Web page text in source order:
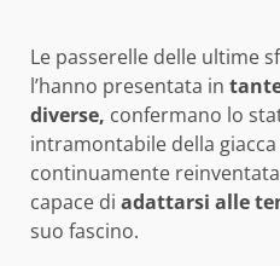
Le passerelle delle ultime
l’hanno presentata in
diverse, confermano lo
intramontabile della
continuamente
capace di adattarsi alle
suo fascino.